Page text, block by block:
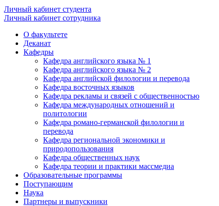
Личный кабинет студента
Личный кабинет сотрудника
О факультете
Деканат
Кафедры
Кафедра английского языка № 1
Кафедра английского языка № 2
Кафедра английской филологии и перевода
Кафедра восточных языков
Кафедра рекламы и связей с общественностью
Кафедра международных отношений и
политологии
Кафедра романо-германской филологии и
перевода
Кафедра региональной экономики и
природопользования
Кафедра общественных наук
Кафедра теории и практики массмедиа
Образовательные программы
Поступающим
Наука
Партнеры и выпускники